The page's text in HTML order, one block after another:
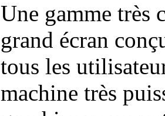
Une gamme très
grand écran
tous les
machine très